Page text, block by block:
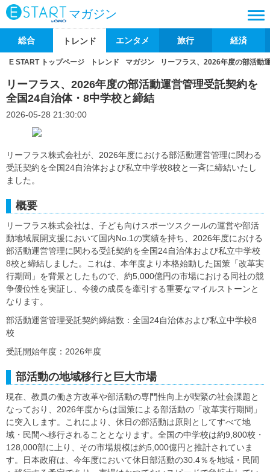
マガジン
総合 トレンド エンタメ 旅行 経済
E START トップページ トレンド マガジン リーフラス、2026年度の部活動
リーフラス、2026年度の部活動運営管理受託契約を
全国24自治体・8中学校と締結
2026-05-28 21:30:00
リーフラス株式会社が、2026年度における部活動運営管理に関わる
受託契約を全国24自治体および私立中学校8校と一斉に締結いたし
ました。
概要
リーフラス株式会社は、子ども向けスポーツスクールの運営や部活
動地域展開支援において国内No.1の実績を持ち、2026年度における
部活動運営管理に関わる受託契約を全国24自治体および私立中学校
8校と締結しました。これは、本年度より本格始動した国策「改革実
行期間」を背景としたもので、約5,000億円の市場における同社の競
争優位性を実証し、今後の成長を牽引する重要なマイルストーンと
なります。
部活動運営管理受託契約締結数：全国24自治体および私立中学校8
校
受託開始年度：2026年度
部活動の地域移行と巨大市場
現在、教員の働き方改革や部活動の専門性向上が喫緊の社会課題と
なっており、2026年度からは国策による部活動の「改革実行期間」
に突入します。これにより、休日の部活動は原則としてすべて地
域・民間へ移行されることとなります。全国の中学校は約9,800校・
128,000部に上り、その市場規模は約5,000億円と推計されていま
す。日本政府は、今年度において休日部活動の30.4％を地域・民間